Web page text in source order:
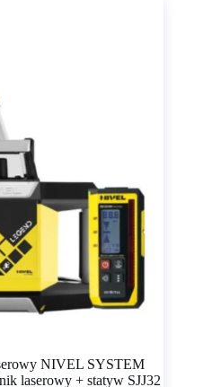
NIVEL SYSTEM
laserowy + statyw SJJ32